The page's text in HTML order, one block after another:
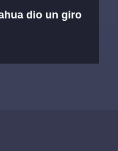
dio un giro